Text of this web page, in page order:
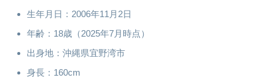
生年月日：2006年11月2日
年齢：18歳（2025年7月時点）
出身地：沖縄県宜野湾市
身長：160cm